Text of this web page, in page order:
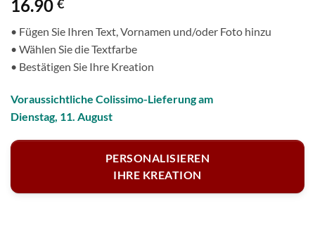
16.90 €
• Fügen Sie Ihren Text, Vornamen und/oder Foto hinzu
• Wählen Sie die Textfarbe
• Bestätigen Sie Ihre Kreation
Voraussichtliche Colissimo-Lieferung am
Dienstag, 11. August
PERSONALISIEREN
IHRE KREATION